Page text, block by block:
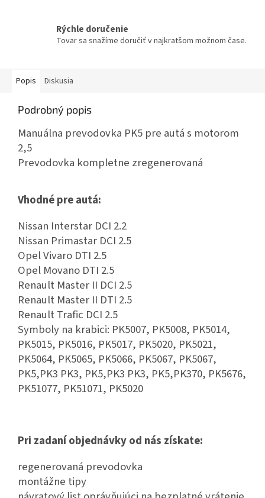
Rýchle doručenie
Tovar sa snažíme doručiť v najkratšom možnom čase.
Popis Diskusia
Podrobný popis
Manuálna prevodovka PK5 pre autá s motorom
2,5
Prevodovka kompletne zregenerovaná
Vhodné pre autá:
Nissan Interstar DCI 2.2
Nissan Primastar DCI 2.5
Opel Vivaro DTI 2.5
Opel Movano DTI 2.5
Renault Master II DCI 2.5
Renault Master II DTI 2.5
Renault Trafic DCI 2.5
Symboly na krabici: PK5007, PK5008, PK5014,
PK5015, PK5016, PK5017, PK5020, PK5021,
PK5064, PK5065, PK5066, PK5067, PK5067,
PK5,PK3 PK3, PK5,PK3 PK3, PK5,PK370, PK5676,
PK51077, PK51071, PK5020
Pri zadaní objednávky od nás získate:
regenerovaná prevodovka
montážne tipy